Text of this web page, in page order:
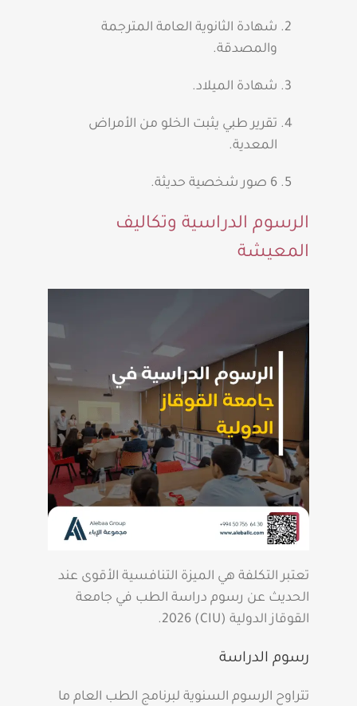
شهادة الثانوية العامة المترجمة
والمصدقة.
شهادة الميلاد.
تقرير طبي يثبت الخلو من الأمراض
المعدية.
6 صور شخصية حديثة.
الرسوم الدراسية وتكاليف
المعيشة
تعتبر التكلفة هي الميزة التنافسية الأقوى عند
الحديث عن رسوم دراسة الطب في جامعة
القوقاز الدولية (CIU) 2026.
رسوم الدراسة
تتراوح الرسوم السنوية لبرنامج الطب العام ما